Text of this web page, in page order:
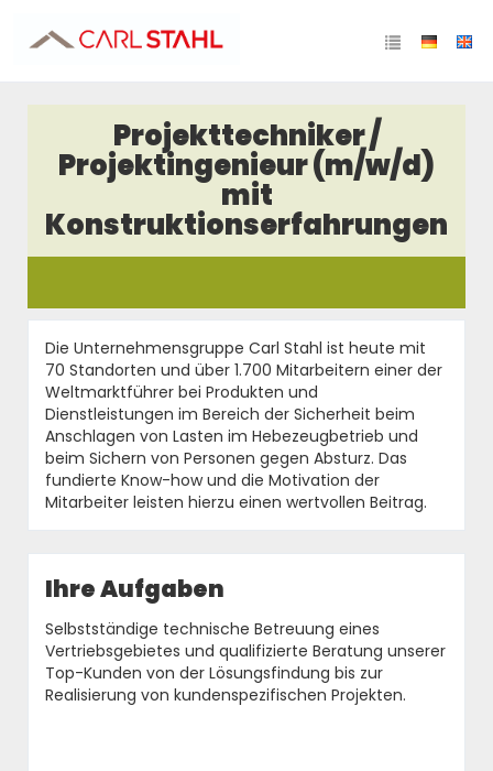
Projekttechniker /
Projektingenieur (m/w/d)
mit
Konstruktionserfahrungen
Die Unternehmensgruppe Carl Stahl ist heute mit
70 Standorten und über 1.700 Mitarbeitern einer der
Weltmarktführer bei Produkten und
Dienstleistungen im Bereich der Sicherheit beim
Anschlagen von Lasten im Hebezeugbetrieb und
beim Sichern von Personen gegen Absturz. Das
fundierte Know-how und die Motivation der
Mitarbeiter leisten hierzu einen wertvollen Beitrag.
Ihre Aufgaben
Selbstständige technische Betreuung eines
Vertriebsgebietes und qualifizierte Beratung unserer
Top-Kunden von der Lösungsfindung bis zur
Realisierung von kundenspezifischen Projekten.